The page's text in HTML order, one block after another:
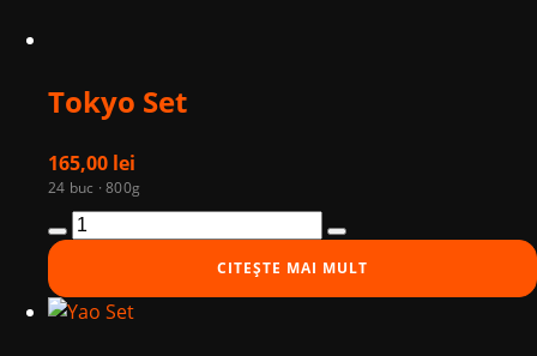
Tokyo Set
165,00 lei
24 buc · 800g
Cantitate
Tokyo
Set
CITEȘTE MAI MULT